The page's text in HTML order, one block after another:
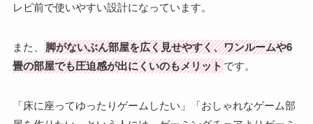
レビ前で使いやすい設計になっています。
また、
脚がないぶん部屋を広く見せやすく、ワンルームや6
畳の部屋でも圧迫感が出にくいのもメリットです。
「床に座ってゆったりゲームしたい」「おしゃれなゲーム部